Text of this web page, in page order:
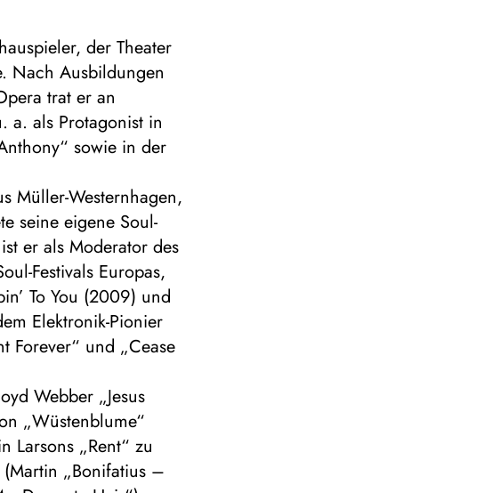
der Theater
Nach Ausbildungen
trat er an
a. als Protagonist in
sowie in der
Müller-Westernhagen,
seine eigene Soul-
er als Moderator des
Festivals Europas,
To You (2009) und
Elektronik-Pionier
Forever“ und „Cease
Webber „Jesus
„Wüstenblume“
Larsons „Rent“ zu
„Bonifatius –